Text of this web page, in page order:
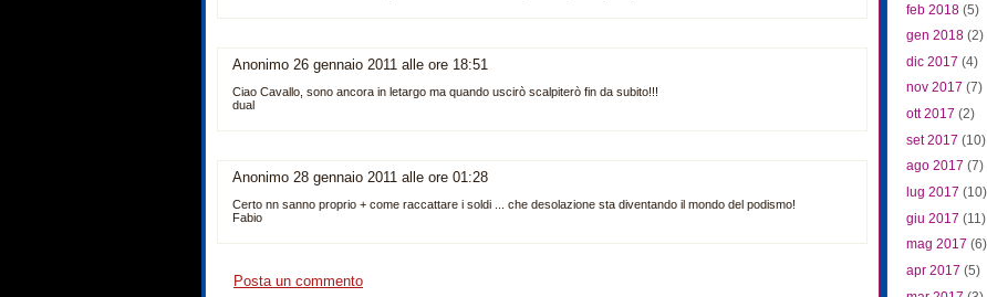
Anonimo 26 gennaio 2011 alle ore 18:51
Ciao Cavallo, sono ancora in letargo ma quando uscirò scalpiterò fin da subito!!!
dual
Anonimo 28 gennaio 2011 alle ore 01:28
Certo nn sanno proprio + come raccattare i soldi ... che desolazione sta diventando il mondo del podismo!
Fabio
Posta un commento
feb 2018 (5)
gen 2018 (2)
dic 2017 (4)
nov 2017 (7)
ott 2017 (2)
set 2017 (10)
ago 2017 (7)
lug 2017 (10)
giu 2017 (11)
mag 2017 (6)
apr 2017 (5)